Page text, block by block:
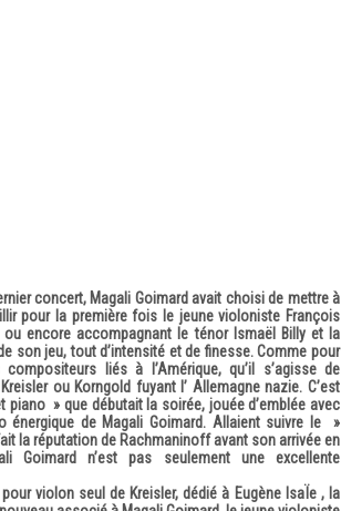
concert, Magali Goimard avait choisi de mettre à
pour la première fois le jeune violoniste François
encore accompagnant le ténor Ismaël Billy et la
son jeu, tout d’intensité et de finesse. Comme pour
liés à l’Amérique, qu’il s’agisse de
ou Korngold fuyant l’ Allemagne nazie. C’est
» que débutait la soirée, jouée d’emblée avec
énergique de Magali Goimard. Allaient suivre le »
la réputation de Rachmaninoff avant son arrivée en
Goimard n’est pas seulement une excellente
violon seul de Kreisler, dédié à Eugène IsaÏe , la